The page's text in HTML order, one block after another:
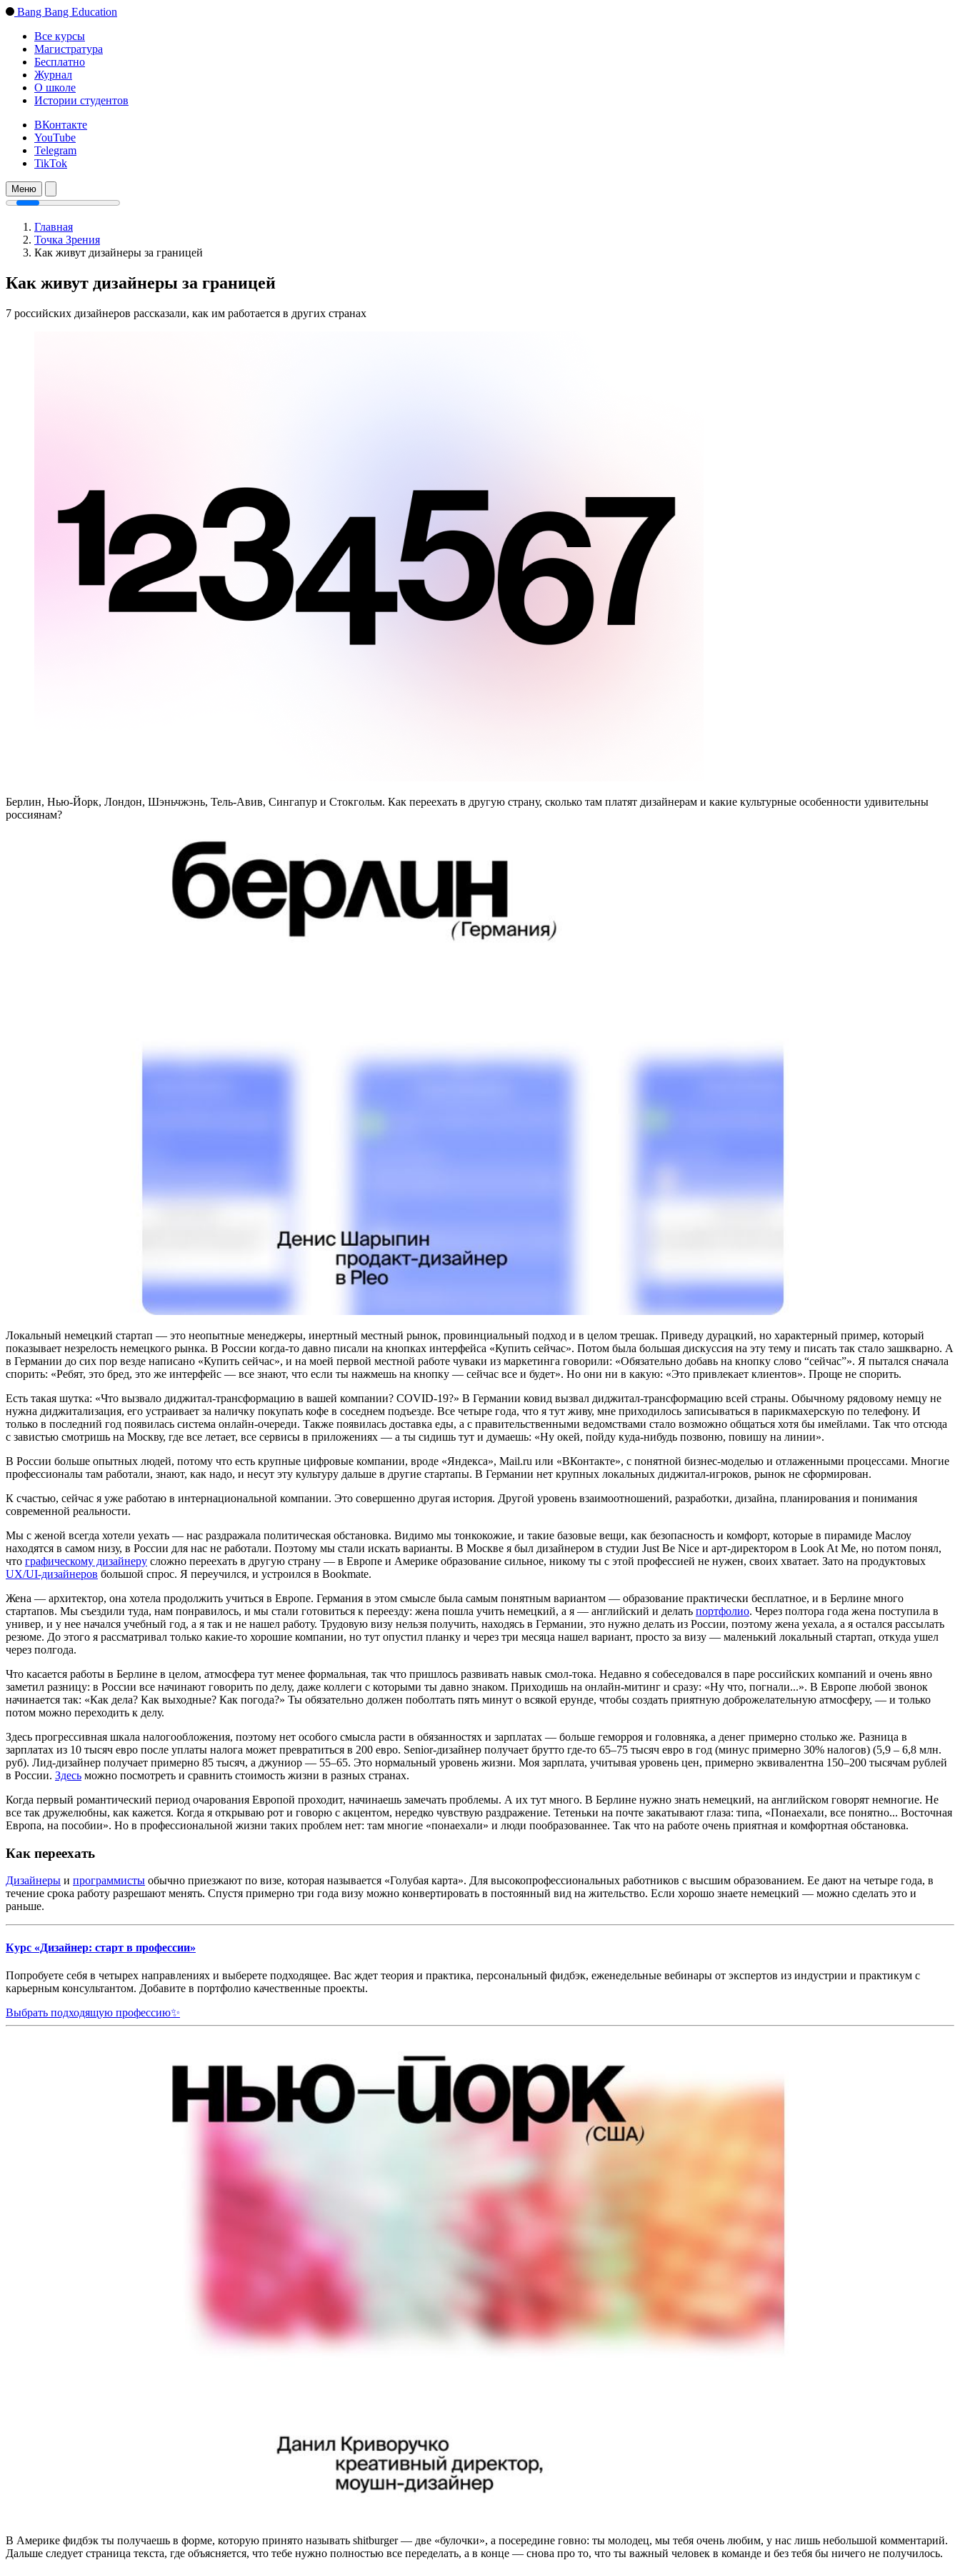
Bang Bang Education
Все курсы
Магистратура
Бесплатно
Журнал
О школе
Истории студентов
ВКонтакте
YouTube
Telegram
TikTok
Меню
Главная
Точка Зрения
Как живут дизайнеры за границей
Как живут дизайнеры за границей
7 российских дизайнеров рассказали, как им работается в других странах
Берлин, Нью-Йорк, Лондон, Шэньчжэнь, Тель-Авив, Сингапур и Стокгольм. Как переехать в другую страну, сколько там платят дизайнерам и какие культурные особенности удивительны
россиянам?
Локальный немецкий стартап — это неопытные менеджеры, инертный местный рынок, провинциальный подход и в целом трешак. Приведу дурацкий, но характерный пример, который
показывает незрелость немецкого рынка. В России когда-то давно писали на кнопках интерфейса «Купить сейчас». Потом была большая дискуссия на эту тему и писать так стало зашкварно. А
в Германии до сих пор везде написано «Купить сейчас», и на моей первой местной работе чуваки из маркетинга говорили: «Обязательно добавь на кнопку слово “сейчас”». Я пытался сначала
спорить: «Ребят, это бред, это же интерфейс — все знают, что если ты нажмешь на кнопку — сейчас все и будет». Но они ни в какую: «Это привлекает клиентов». Проще не спорить.
Есть такая шутка: «Что вызвало диджитал-трансформацию в вашей компании? COVID-19?» В Германии ковид вызвал диджитал-трансформацию всей страны. Обычному рядовому немцу не
нужна диджитализация, его устраивает за наличку покупать кофе в соседнем подъезде. Все четыре года, что я тут живу, мне приходилось записываться в парикмахерскую по телефону. И
только в последний год появилась система онлайн-очереди. Также появилась доставка еды, а с правительственными ведомствами стало возможно общаться хотя бы имейлами. Так что отсюда
с завистью смотришь на Москву, где все летает, все сервисы в приложениях — а ты сидишь тут и думаешь: «Ну окей, пойду куда-нибудь позвоню, повишу на линии».
В России больше опытных людей, потому что есть крупные цифровые компании, вроде «Яндекса», Mail.ru или «ВКонтакте», с понятной бизнес-моделью и отлаженными процессами. Многие
профессионалы там работали, знают, как надо, и несут эту культуру дальше в другие стартапы. В Германии нет крупных локальных диджитал-игроков, рынок не сформирован.
К счастью, сейчас я уже работаю в интернациональной компании. Это совершенно другая история. Другой уровень взаимоотношений, разработки, дизайна, планирования и понимания
современной реальности.
Мы с женой всегда хотели уехать — нас раздражала политическая обстановка. Видимо мы тонкокожие, и такие базовые вещи, как безопасность и комфорт, которые в пирамиде Маслоу
находятся в самом низу, в России для нас не работали. Поэтому мы стали искать варианты. В Москве я был дизайнером в студии Just Be Nice и арт-директором в Look At Me, но потом понял,
что графическому дизайнеру сложно переехать в другую страну — в Европе и Америке образование сильное, никому ты с этой профессией не нужен, своих хватает. Зато на продуктовых
UX/UI-дизайнеров большой спрос. Я переучился, и устроился в Bookmate.
Жена — архитектор, она хотела продолжить учиться в Европе. Германия в этом смысле была самым понятным вариантом — образование практически бесплатное, и в Берлине много
стартапов. Мы съездили туда, нам понравилось, и мы стали готовиться к переезду: жена пошла учить немецкий, а я — английский и делать портфолио. Через полтора года жена поступила в
универ, и у нее начался учебный год, а я так и не нашел работу. Трудовую визу нельзя получить, находясь в Германии, это нужно делать из России, поэтому жена уехала, а я остался рассылать
резюме. До этого я рассматривал только какие-то хорошие компании, но тут опустил планку и через три месяца нашел вариант, просто за визу — маленький локальный стартап, откуда ушел
через полгода.
Что касается работы в Берлине в целом, атмосфера тут менее формальная, так что пришлось развивать навык смол-тока. Недавно я собеседовался в паре российских компаний и очень явно
заметил разницу: в России все начинают говорить по делу, даже коллеги с которыми ты давно знаком. Приходишь на онлайн-митинг и сразу: «Ну что, погнали...». В Европе любой звонок
начинается так: «Как дела? Как выходные? Как погода?» Ты обязательно должен поболтать пять минут о всякой ерунде, чтобы создать приятную доброжелательную атмосферу, — и только
потом можно переходить к делу.
Здесь прогрессивная шкала налогообложения, поэтому нет особого смысла расти в обязанностях и зарплатах — больше геморроя и головняка, а денег примерно столько же. Разница в
зарплатах из 10 тысяч евро после уплаты налога может превратиться в 200 евро. Senior-дизайнер получает брутто где-то 65–75 тысяч евро в год (минус примерно 30% налогов) (5,9 – 6,8 млн.
руб). Лид-дизайнер получает примерно 85 тысяч, а джуниор — 55–65. Это нормальный уровень жизни. Моя зарплата, учитывая уровень цен, примерно эквивалентна 150–200 тысячам рублей
в России. Здесь можно посмотреть и сравнить стоимость жизни в разных странах.
Когда первый романтический период очарования Европой проходит, начинаешь замечать проблемы. А их тут много. В Берлине нужно знать немецкий, на английском говорят немногие. Не
все так дружелюбны, как кажется. Когда я открываю рот и говорю с акцентом, нередко чувствую раздражение. Тетеньки на почте закатывают глаза: типа, «Понаехали, все понятно... Восточная
Европа, на пособии». Но в профессиональной жизни таких проблем нет: там многие «понаехали» и люди пообразованнее. Так что на работе очень приятная и комфортная обстановка.
Как переехать
Дизайнеры и программисты обычно приезжают по визе, которая называется «Голубая карта». Для высокопрофессиональных работников с высшим образованием. Ее дают на четыре года, в
течение срока работу разрешают менять. Спустя примерно три года визу можно конвертировать в постоянный вид на жительство. Если хорошо знаете немецкий — можно сделать это и
раньше.
Курс «Дизайнер: старт в профессии»
Попробуете себя в четырех направлениях и выберете подходящее. Вас ждет теория и практика, персональный фидбэк, еженедельные вебинары от экспертов из индустрии и практикум с
карьерным консультантом. Добавите в портфолио качественные проекты.
Выбрать подходящую профессию✨
В Америке фидбэк ты получаешь в форме, которую принято называть shitburger — две «булочки», а посередине говно: ты молодец, мы тебя очень любим, у нас лишь небольшой комментарий.
Дальше следует страница текста, где объясняется, что тебе нужно полностью все переделать, а в конце — снова про то, что ты важный человек в команде и без тебя бы ничего не получилось.